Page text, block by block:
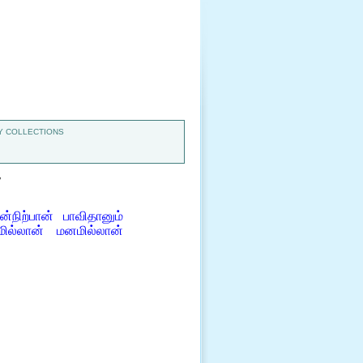
COLLECTIONS
பாவிதானும்
மனமில்லான்